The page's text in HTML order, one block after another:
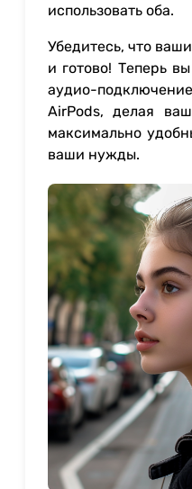
использовать оба.
Убедитесь, что
и готово! Теперь
аудио-
AirPods, делая
максимально
ваши нужды.